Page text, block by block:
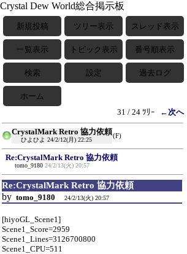
Crystal Dew World総合掲示板
新規投稿 ツリー表示 スレッド表示
一覧表示 トピック表示 番号順表示
検索 設定 過去ログ
ホーム
31 / 24 ﾂﾘｰ
←次へ
CrystalMark Retro 協力依頼
ひよひよ 24/2/12(月) 22:25
(F)
Re:CrystalMark Retro 協力依頼
tomo_9180 24/2/13(火) 20:57
Re:CrystalMark Retro 協力依頼
by tomo_9180 24/2/13(火) 20:57
[hiyoGL_Scene1]
Scene1_Score=2959
Scene1_Lines=3126700800
Scene1_CPU=511